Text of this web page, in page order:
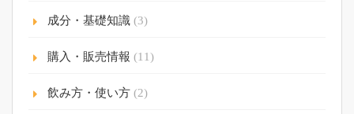
成分・基礎知識 (3)
購入・販売情報 (11)
飲み方・使い方 (2)